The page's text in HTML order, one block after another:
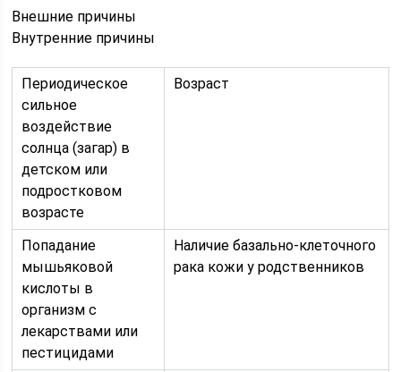
Внешние причины
Внутренние причины
Периодическое
сильное
воздействие
солнца (загар) в
детском или
подростковом
возрасте
Возраст
Попадание
мышьяковой
кислоты в
организм с
лекарствами или
пестицидами
Наличие базально-клеточного
рака кожи у родственников